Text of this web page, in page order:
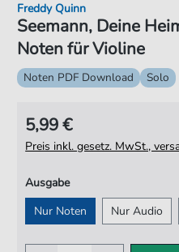
Seemann, Deine
Noten für Violine
Freddy Quinn
Noten PDF Download Solo
5,99 €
Preis inkl. gesetz. MwSt.,
Ausgabe
Nur Noten
Nur Audio